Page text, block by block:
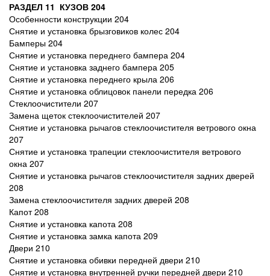
РАЗДЕЛ 11 КУЗОВ 204
Особенности конструкции 204
Снятие и установка брызговиков колес 204
Бамперы 204
Снятие и установка переднего бампера 204
Снятие и установка заднего бампера 205
Снятие и установка переднего крыла 206
Снятие и установка облицовок панели передка 206
Стеклоочистители 207
Замена щеток стеклоочистителей 207
Снятие и установка рычагов стеклоочистителя ветрового окна
207
Снятие и установка трапеции стеклоочистителя ветрового
окна 207
Снятие и установка рычагов стеклоочистителя задних дверей
208
Замена стеклоочистителя задних дверей 208
Капот 208
Снятие и установка капота 208
Снятие и установка замка капота 209
Двери 210
Снятие и установка обивки передней двери 210
Снятие и установка внутренней ручки передней двери 210